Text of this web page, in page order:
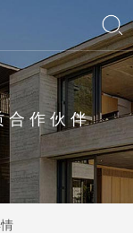
合作伙伴